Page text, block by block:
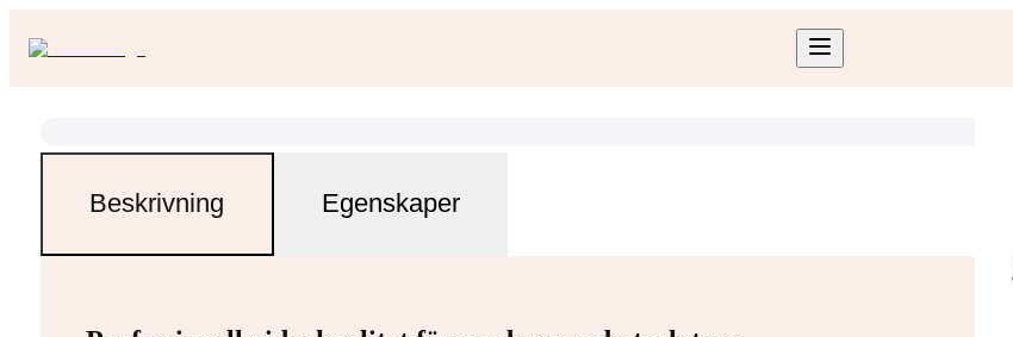
Beskrivning Egenskaper